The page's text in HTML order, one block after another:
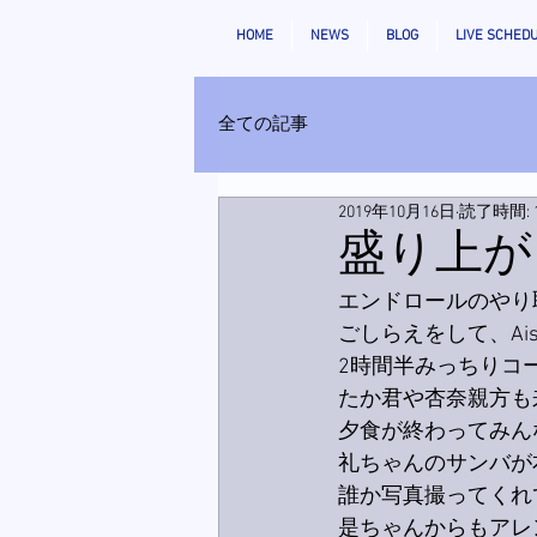
HOME NEWS BLOG LIVE
全ての記事
盛り上
2019年10月16日 読了時間:
エンドロールのや
ごしらえをして、
2時間半みっちりコ
たか君や杏奈親方
夕食が終わってみ
礼ちゃんのサンバ
誰か写真撮ってく
是ちゃんからもア